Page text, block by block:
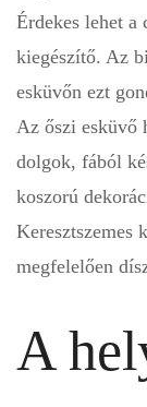
Érdekes lehet a
kiegészítő. Az
esküvőn ezt
Az őszi esküvő
dolgok, fából
koszorú
Keresztszemes
megfelelően
A